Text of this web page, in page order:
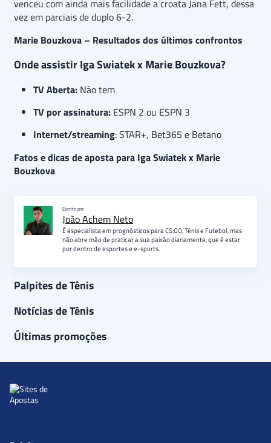
venceu com ainda mais facilidade a croata Jana Fett, dessa
vez em parciais de duplo 6-2.
Marie Bouzkova – Resultados dos últimos confrontos
Onde assistir Iga Swiatek x Marie Bouzkova?
TV Aberta: Não tem
TV por assinatura: ESPN 2 ou ESPN 3
Internet/streaming: STAR+, Bet365 e Betano
Fatos e dicas de aposta para Iga Swiatek x Marie
Bouzkova
Escrito por
João Achem Neto
É especialista em prognósticos para CS:GO, Tênis e Futebol, mas
não abre mão de praticar a sua paixão diariamente, que é estar
por dentro de esportes e e-sports.
Palpites de Tênis
Notícias de Tênis
Últimas promoções